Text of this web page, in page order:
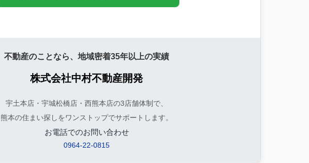
不動産のことなら、地域密着35年以上の実績
株式会社中村不動産開発
宇土本店・宇城松橋店・西熊本店の3店舗体制で、
熊本の住まい探しをワンストップでサポートします。
お電話でのお問い合わせ
0964-22-0815